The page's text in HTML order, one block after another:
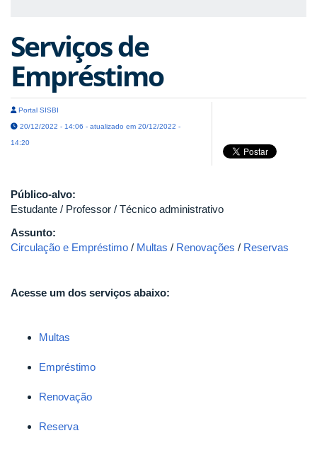
Serviços de
Empréstimo
Portal SISBI
20/12/2022 - 14:06 - atualizado em 20/12/2022 -
14:20
Público-alvo:
Estudante / Professor / Técnico administrativo
Assunto:
Circulação e Empréstimo / Multas / Renovações / Reservas
Acesse um dos serviços abaixo:
Multas
Empréstimo
Renovação
Reserva